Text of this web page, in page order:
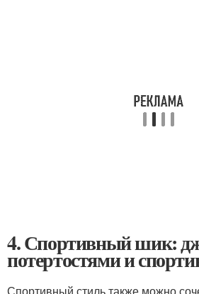
4. Спортивный шик:
потертостями и